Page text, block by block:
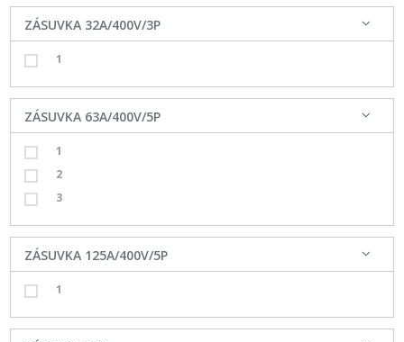
ZÁSUVKA 32A/400V/3P
1
ZÁSUVKA 63A/400V/5P
1
2
3
ZÁSUVKA 125A/400V/5P
1